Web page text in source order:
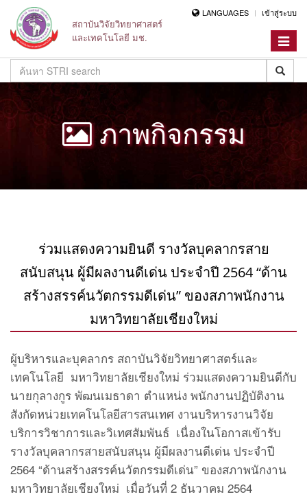
สถาบันวิจัยวิทยาศาสตร์
และเทคโนโลยี มช.
LANGUAGES เข้าสู่ระบบ
Toggle
ภาพกิจกรรม
ร่วมแสดงความยินดี รางวัลบุคลากรสาย
สนับสนุน ผู้มีผลงานดีเด่น ประจำปี 2564 “ด้าน
สร้างสรรค์นวัตกรรมดีเด่น” ของสภาพนักงาน
มหาวิทยาลัยเชียงใหม่
ผู้บริหารและบุคลากร สถาบันวิจัยวิทยาศาสตร์และ
เทคโนโลยี มหาวิทยาลัยเชียงใหม่ ร่วมแสดงความยินดีกับ
นายกุลางกูร พัฒนเมธาดา ตำแหน่ง พนักงานปฏิบัติงาน
สังกัดหน่วยเทคโนโลยีสารสนเทศ งานบริหารงานวิจัย
บริการวิชาการและวิเทศสัมพันธ์ เนื่องในโอกาสเข้ารับ
รางวัลบุคลากรสายสนับสนุน ผู้มีผลงานดีเด่น ประจำปี
2564 “ด้านสร้างสรรค์นวัตกรรมดีเด่น” ของสภาพนักงาน
มหาวิทยาลัยเชียงใหม่ เมื่อวันที่ 2 ธันวาคม 2564